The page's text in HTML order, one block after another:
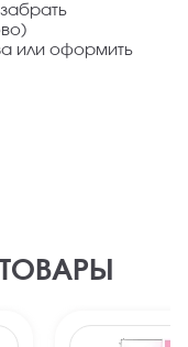
или оформить